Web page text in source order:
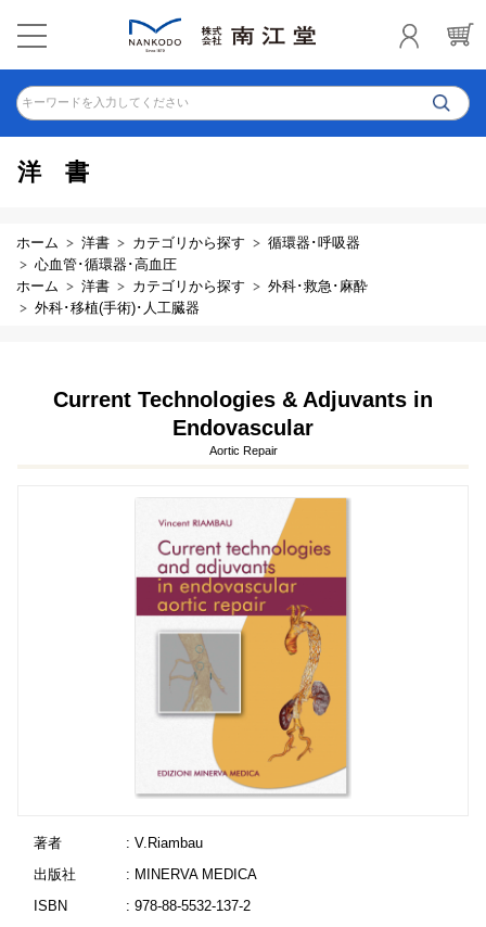
キーワードを入力してください
洋書
ホーム 洋書 カテゴリから探す
循環器･呼吸器
心血管･循環器･高血圧
ホーム
洋書 カテゴリから探す
外科･救急･麻酔
外科･移植(手術)･人工臓器
Current Technologies & Adjuvants in
Endovascular
Aortic Repair
著者
: V.Riambau
出版社
: MINERVA MEDICA
ISBN
: 978-88-5532-137-2